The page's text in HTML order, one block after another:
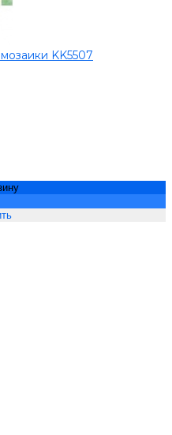
KK5507